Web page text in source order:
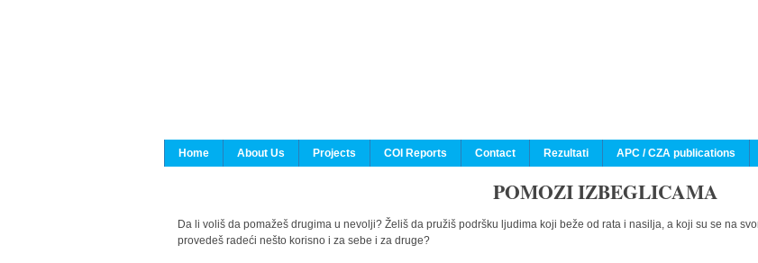
Home
About Us Projects COI Reports Contact Rezultati APC / CZA publications
POMOZI IZBEGLICAMA
Da li voliš da pomažeš drugima u nevolji? Želiš da pružiš podršku ljudima koji beže od rata i nasilja, a koji su se na
provedeš radeći nešto korisno i za sebe i za druge?